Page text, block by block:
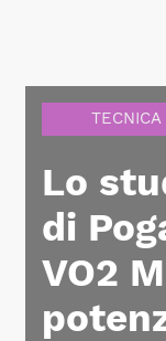
TECNICA
Lo
di
VO2